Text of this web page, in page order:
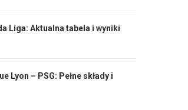
Liga: Aktualna tabela i wyniki
Lyon – PSG: Pełne składy i